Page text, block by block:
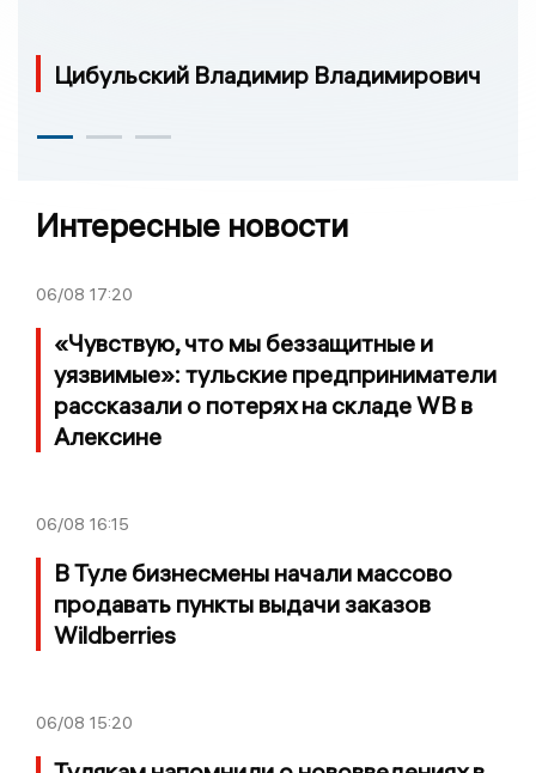
Цибульский Владимир Владимирович
Интересные новости
06/08 17:20
«Чувствую, что мы беззащитные и
уязвимые»: тульские предприниматели
рассказали о потерях на складе WB в
Алексине
06/08 16:15
В Туле бизнесмены начали массово
продавать пункты выдачи заказов
Wildberries
06/08 15:20